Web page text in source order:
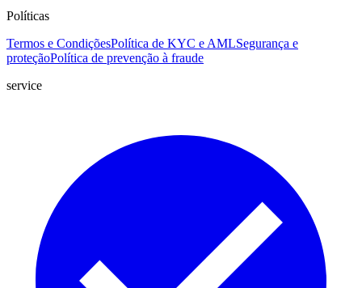
Políticas
Termos e CondiçõesPolítica de KYC e AMLSegurança e
proteçãoPolítica de prevenção à fraude
service